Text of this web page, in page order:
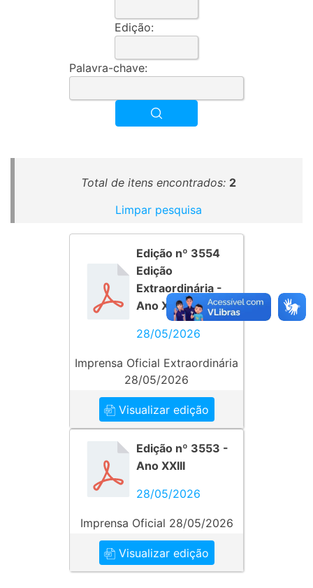
Edição:
Palavra-chave:
Total de itens encontrados: 2
Limpar pesquisa
Edição nº 3554
Edição
Extraordinária -
Ano XXIII
28/05/2026
Imprensa Oficial Extraordinária
28/05/2026
Visualizar edição
Edição nº 3553 -
Ano XXIII
28/05/2026
Imprensa Oficial 28/05/2026
Visualizar edição